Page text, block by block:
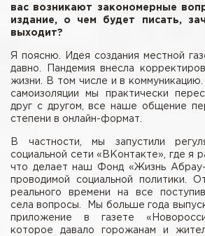
вас возникают закономерные
издание, о чем будет писать,
выходит?
Я поясню. Идея создания местной
давно. Пандемия внесла
жизни. В том числе и в
самоизоляции мы практически
друг с другом, все наше общение
степени в онлайн-формат.
В частности, мы запустили
социальной сети «ВКонтакте», где я
что делает наш Фонд «Жизнь
проводимой социальной политики.
реального времени на все
села вопросы. Мы больше года
приложение в газете
которое давало горожанам и